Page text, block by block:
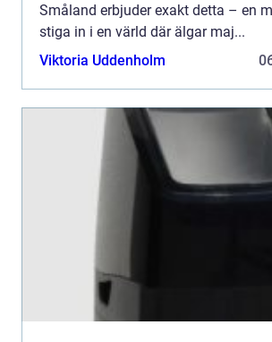
Småland erbjuder exakt detta – en
stiga in i en värld där älgar maj...
Viktoria Uddenholm